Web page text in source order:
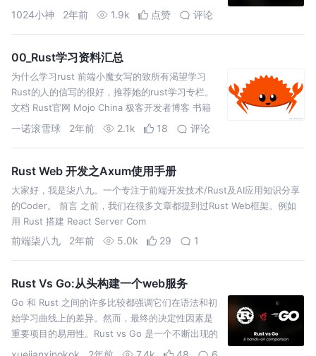
求和处理响应。无论是 quickstar
1024小神 2年前 1.9k 点赞 评论
00_Rust学习资料汇总
为什么学习rust 前端小魔女写的致所有渴望学习
Rust的人的信写的很好，推荐她的rust学习专栏。
文档 Rust官网 Mojo China 极客开发者博客 书籍
官方The Rust Progra
一诺滚雪球 2年前 2.1k 18 评论
Rust Web 开发之Axum使用手册
大家好，我是柒八九。一个专注于前端开发技术/Rust及AI应用知识分享
的Coder。 前言 之前，我们在很多文章都提到过Rust Web框架。例如
用 Rust 搭建 React Server Com
前端柒八九 2年前 5.0k 29 1
Rust Vs Go:从头构建一个web服务
Go 和 Rust 之间的许多比较都强调它们在语法和初
始学习曲线上的差异。然而，最终的决定性因素是
重要项目的易用性。Rust vs Go 是一个不断出现的
话题，并且已经有很多关于它的文章。部分原因是